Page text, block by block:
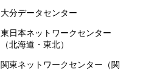
大分データセンター
東日本ネットワークセンター
（北海道・東北）
関東ネットワークセンター（関